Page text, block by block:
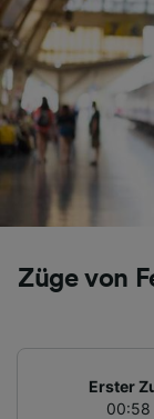
Züge von
Erster
00:58
Folgendes
aktiv
von
Inhalten,
Angeboten.
Liste der